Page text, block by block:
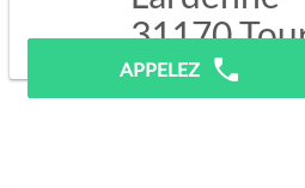
31170
APPELEZ